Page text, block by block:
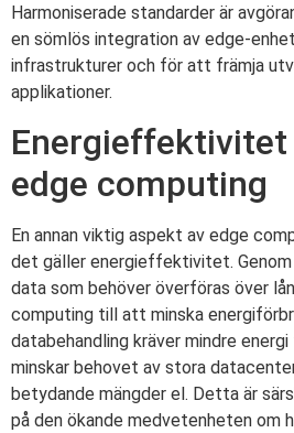
Harmoniserade standarder är
en sömlös integration av edge-
infrastrukturer och för att främja
applikationer.
Energieffektivitet
edge computing
En annan viktig aspekt av edge
det gäller energieffektivitet.
data som behöver överföras över
computing till att minska
databehandling kräver mindre
minskar behovet av stora
betydande mängder el. Detta är
på den ökande medvetenheten om